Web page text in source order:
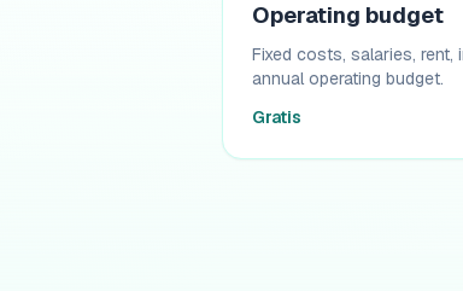
Operating budget
Fixed costs, salaries,
annual operating budget.
Gratis